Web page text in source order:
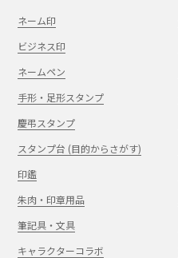
ネーム印
ビジネス印
ネームペン
手形・足形スタンプ
慶弔スタンプ
スタンプ台 (目的からさがす)
印鑑
朱肉・印章用品
筆記具・文具
キャラクターコラボ